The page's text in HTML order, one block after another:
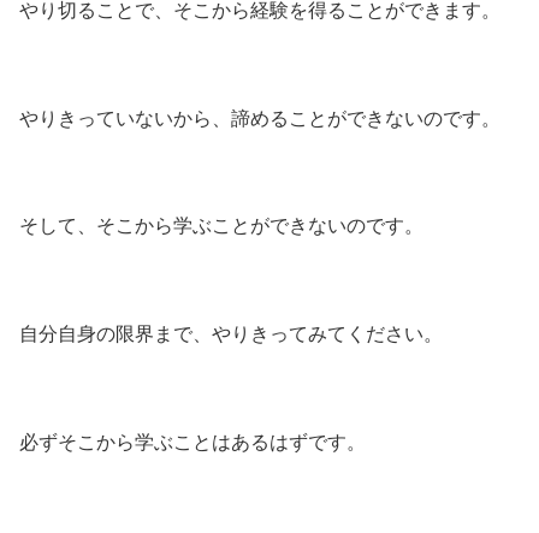
やり切ることで、そこから経験を得ることができます。
やりきっていないから、諦めることができないのです。
そして、そこから学ぶことができないのです。
自分自身の限界まで、やりきってみてください。
必ずそこから学ぶことはあるはずです。